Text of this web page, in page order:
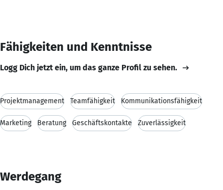
Fähigkeiten und Kenntnisse
Logg Dich jetzt ein, um das ganze Profil zu sehen.
Projektmanagement Teamfähigkeit Kommunikationsfähigkeit
Marketing Beratung Geschäftskontakte Zuverlässigkeit
Werdegang